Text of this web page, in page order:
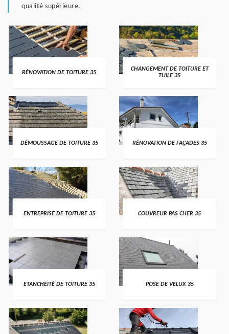
qualité supérieure.
RÉNOVATION DE TOITURE 35
CHANGEMENT DE TOITURE ET
TUILE 35
DÉMOUSSAGE DE TOITURE 35 RÉNOVATION DE FAÇADES 35
ENTREPRISE DE TOITURE 35 COUVREUR PAS CHER 35
ETANCHÉITÉ DE TOITURE 35 POSE DE VELUX 35